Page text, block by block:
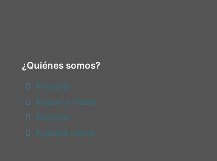
¿Quiénes somos?
Filosofia
Misión y Visión
Politicas
Nuestra marca